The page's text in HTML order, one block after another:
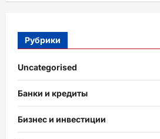
Рубрики
Uncategorised
Банки и кредиты
Бизнес и инвестиции